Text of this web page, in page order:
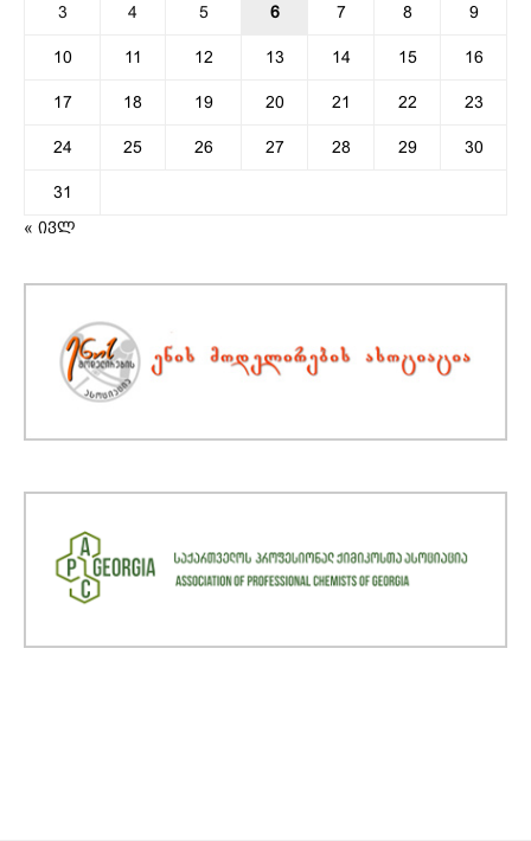
3 4 5 6 7 8 9
10 11 12 13 14 15 16
17 18 19 20 21 22 23
24 25 26 27 28 29 30
31
« ივლ